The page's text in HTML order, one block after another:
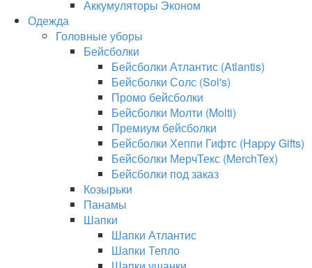
Аккумуляторы Эконом
Одежда
Головные уборы
Бейсболки
Бейсболки Атлантис (Atlantis)
Бейсболки Солс (Sol's)
Промо бейсболки
Бейсболки Молти (Molti)
Премиум бейсболки
Бейсболки Хеппи Гифтс (Happy Gifts)
Бейсболки МерчТекс (MerchTex)
Бейсболки под заказ
Козырьки
Панамы
Шапки
Шапки Атлантис
Шапки Тепло